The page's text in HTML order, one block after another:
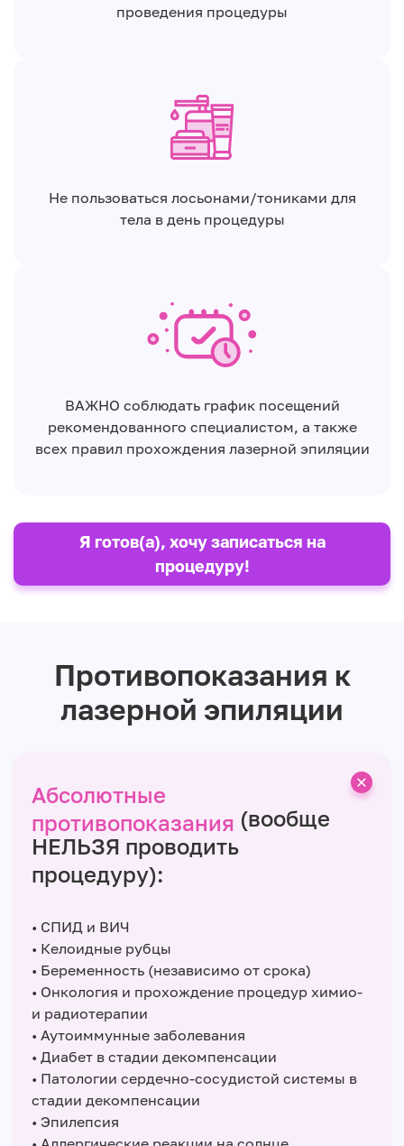
проведения процедуры
Не пользоваться лосьонами/тониками для
тела в день процедуры
ВАЖНО соблюдать график посещений
рекомендованного специалистом, а также
всех правил прохождения лазерной эпиляции
Я готов(а), хочу записаться на
процедуру!
Противопоказания к
лазерной эпиляции
Абсолютные
противопоказания (вообще
НЕЛЬЗЯ проводить
процедуру):
• СПИД и ВИЧ
• Келоидные рубцы
• Беременность (независимо от срока)
• Онкология и прохождение процедур химио-
и радиотерапии
• Аутоиммунные заболевания
• Диабет в стадии декомпенсации
• Патологии сердечно-сосудистой системы в
стадии декомпенсации
• Эпилепсия